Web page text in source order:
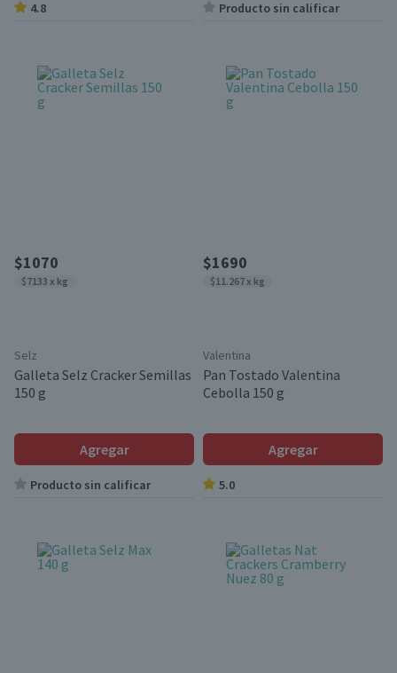
4.8 Producto sin calificar
$1070
$7133 x kg
Selz
Galleta Selz Cracker Semillas
150 g
Agregar
Producto sin calificar
$1690
$11.267 x kg
Valentina
Pan Tostado Valentina
Cebolla 150 g
Agregar
5.0